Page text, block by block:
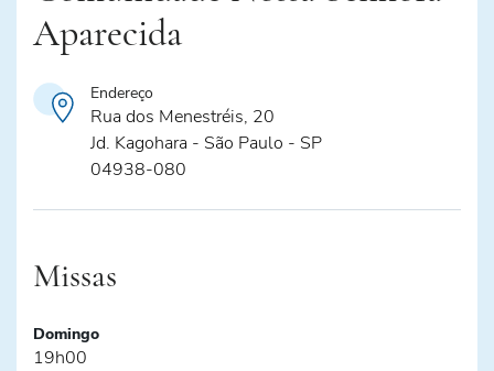
Aparecida
Endereço
Rua dos Menestréis, 20
Jd. Kagohara - São Paulo - SP
04938-080
Missas
Domingo
19h00